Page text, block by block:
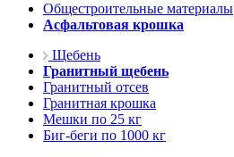
Общестроительные материалы
Асфальтовая крошка
Щебень
Гранитный щебень
Гранитный отсев
Гранитная крошка
Мешки по 25 кг
Биг-беги по 1000 кг